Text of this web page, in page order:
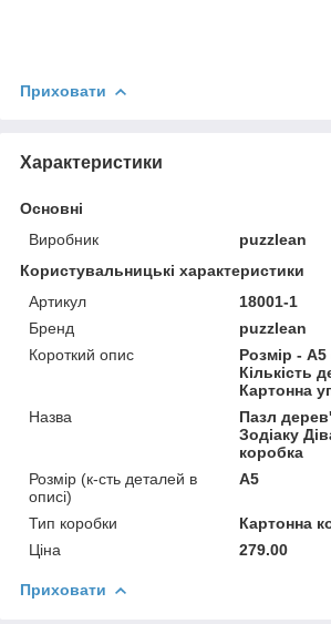
Приховати
Характеристики
Основні
Виробник
puzzlean
Користувальницькі характеристики
Артикул
18001-1
Бренд
puzzlean
Короткий опис
Розмір -
Кількість
Картонна
Назва
Пазл
Зодіаку
коробка
Розмір (к-сть деталей в
описі)
А5
Тип коробки
Картонна
Ціна
279.00
Приховати